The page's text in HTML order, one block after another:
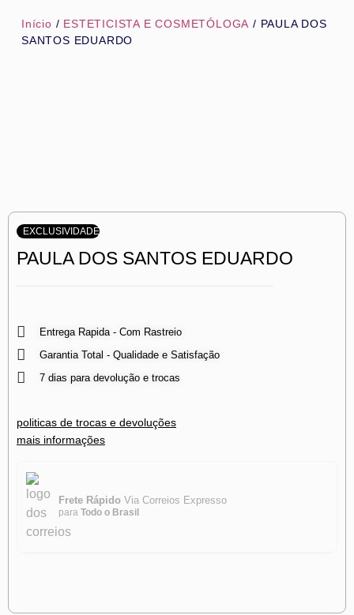
Início / ESTETICISTA E COSMETÓLOGA / PAULA DOS
SANTOS EDUARDO
EXCLUSIVIDADE
PAULA DOS SANTOS EDUARDO
Entrega Rapida - Com Rastreio
Garantia Total - Qualidade e Satisfação
7 dias para devolução e trocas
politicas de trocas e devoluções
mais informações
Frete Rápido Via Correios Expresso
para Todo o Brasil